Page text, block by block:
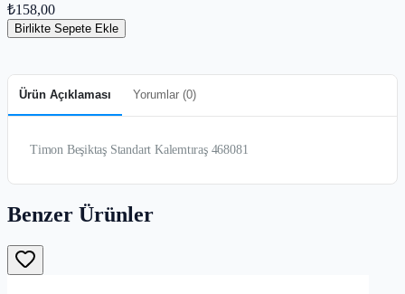
₺158,00
Birlikte Sepete Ekle
Ürün Açıklaması Yorumlar (0)
Timon Beşiktaş Standart Kalemtıraş 468081
Benzer Ürünler